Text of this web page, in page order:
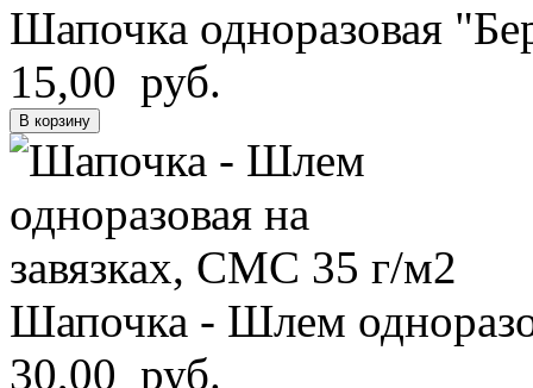
Шапочка одноразовая
15,00 руб.
В корзину
Шапочка - Шлем
30,00 руб.